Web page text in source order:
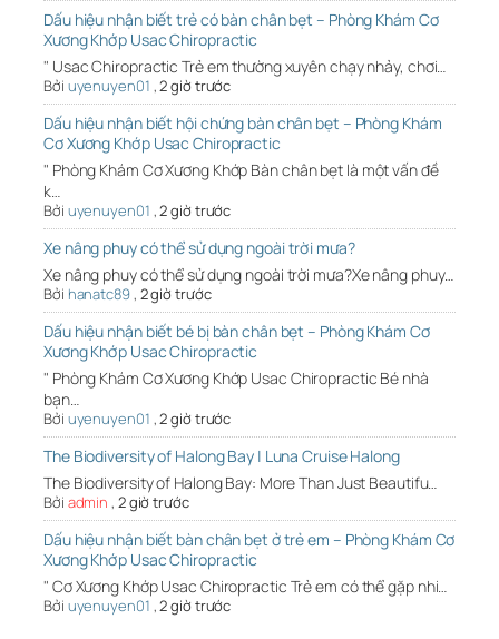
Dấu hiệu nhận biết trẻ có bàn chân bẹt – Phòng Khám Cơ
Xương Khớp Usac Chiropractic
" Usac Chiropractic Trẻ em thường xuyên chạy nhảy, chơi…
Bởi uyenuyen01 ,2 giờ trước
Dấu hiệu nhận biết hội chứng bàn chân bẹt – Phòng Khám
Cơ Xương Khớp Usac Chiropractic
" Phòng Khám Cơ Xương Khớp Bàn chân bẹt là một vấn đề
k…
Bởi uyenuyen01 ,2 giờ trước
Xe nâng phuy có thể sử dụng ngoài trời mưa?
Xe nâng phuy có thể sử dụng ngoài trời mưa?Xe nâng phuy…
Bởi hanatc89, 2 giờ trước
Dấu hiệu nhận biết bé bị bàn chân bẹt – Phòng Khám Cơ
Xương Khớp Usac Chiropractic
" Phòng Khám Cơ Xương Khớp Usac Chiropractic Bé nhà
bạn…
Bởi uyenuyen01 ,2 giờ trước
The Biodiversity of Halong Bay | Luna Cruise Halong
The Biodiversity of Halong Bay: More Than Just Beautifu…
Bởi admin , 2 giờ trước
Dấu hiệu nhận biết bàn chân bẹt ở trẻ em – Phòng Khám Cơ
Xương Khớp Usac Chiropractic
" Cơ Xương Khớp Usac Chiropractic Trẻ em có thể gặp nhi…
Bởi uyenuyen01 ,2 giờ trước